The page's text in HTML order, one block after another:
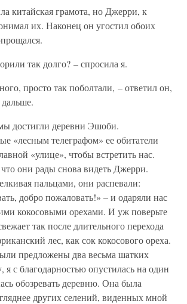
китайская грамота, но Джерри, к
их. Наконец он угостил обоих
так долго? – спросила я.
просто так поболтали, – ответил он,
достигли деревни Эшоби.
«лесным телеграфом» ее обитатели
«улице», чтобы встретить нас.
они рады снова видеть Джерри.
пальцами, они распевали:
добро пожаловать!» – и одаряли нас
кокосовыми орехами. И уж поверьте
так после длительного перехода
лес, как сок кокосового ореха.
предложены два весьма шатких
я с благодарностью опустилась на один
обозревать деревню. Она была
других селений, виденных мной